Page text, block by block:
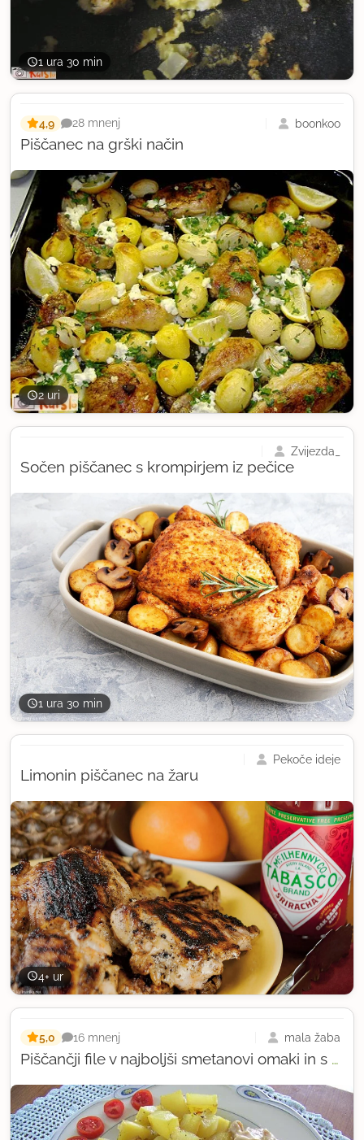
1 ura 30 min
2 uri
Piščanec na grški način
4,9 28 mnenj boonkoo
1 ura 30 min
Sočen piščanec s krompirjem iz pečice
Zvijezda_
4+ ur
Limonin piščanec na žaru
Pekoče ideje
Piščančji file v najboljši smetanovi omaki in s pečenim krompirjem
5,0 16 mnenj mala žaba